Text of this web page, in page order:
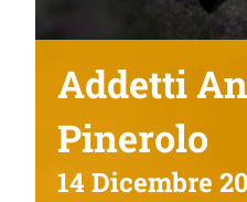
Addetti
Pinerolo
14 Dicembre